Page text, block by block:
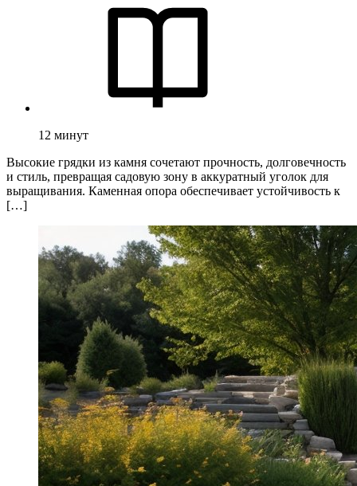
12 минут
Высокие грядки из камня сочетают прочность, долговечность
и стиль, превращая садовую зону в аккуратный уголок для
выращивания. Каменная опора обеспечивает устойчивость к
[…]